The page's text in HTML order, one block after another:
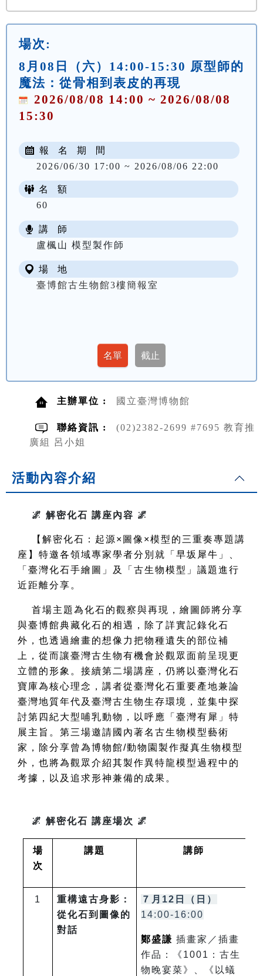
場次:
8月08日（六）14:00-15:30 原型師的
魔法：從骨相到表皮的再現
2026/08/08 14:00 ~ 2026/08/08
15:30
報 名 期 間
2026/06/30 17:00 ~ 2026/08/06 22:00
名 額
60
講 師
盧楓山 模型製作師
場 地
臺博館古生物館3樓簡報室
主辦單位 : 國立臺灣博物館
聯絡資訊 :
(02)2382-2699 #7695 教育推
廣組 呂小姐
活動內容介紹
🌌 解密化石 講座內容 🌌
【解密化石：起源×圖像×模型的三重奏專題講
座】特邀各領域專家學者分別就「早坂犀牛」、
「臺灣化石手繪圖」及「古生物模型」議題進行
近距離分享。
首場主題為化石的觀察與再現，繪圖師將分享
與臺博館典藏化石的相遇，除了詳實記錄化石
外，也透過繪畫的想像力把物種遺失的部位補
上，從而讓臺灣古生物有機會於觀眾面前呈現更
立體的形象。接續第二場講座，仍將以臺灣化石
寶庫為核心理念，講者從臺灣化石重要產地兼論
臺灣地質年代及臺灣古生物生存環境，並集中探
討第四紀大型哺乳動物，以呼應「臺灣有犀」特
展主旨。第三場邀請國內著名古生物模型藝術
家，除分享曾為博物館/動物園製作擬真生物模型
外，也將為觀眾介紹其製作異特龍模型過程中的
考據，以及追求形神兼備的成果。
🌌 解密化石 講座場次 🌌
場
次
講題 講師
1
重構遠古身影：
從化石到圖像的
對話
７月12日（日）
14:00-16:00
鄭盛謙 插畫家／插畫
作品：《1001：古生
物晚宴菜》、《以蟻